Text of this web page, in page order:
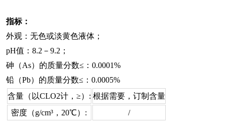
指标：
外观：无色或淡黄色液体；
pH值：8.2－9.2；
砷（As）的质量分数≤：0.0001%
铅（Pb）的质量分数≤：0.0005%
含量（以CLO2计，≥）: 根据需要，订制含量
密度（g/cm³，20℃）:
/